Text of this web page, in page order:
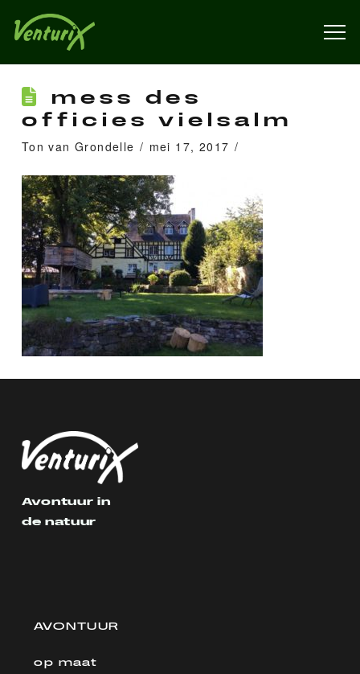
mess des
officies vielsalm
Ton van Grondelle mei 17, 2017
Avontuur in
de natuur
AVONTUUR
op maat